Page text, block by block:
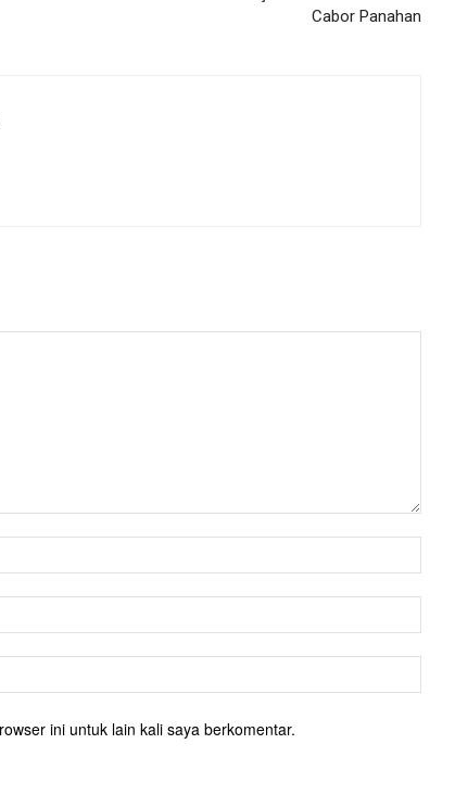
Cabor Panahan
ini untuk lain kali saya berkomentar.